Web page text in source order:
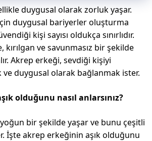
duygusal olarak zorluk yaşar.
duygusal bariyerler oluşturma
kişi sayısı oldukça sınırlıdır.
kırılgan ve savunmasız bir şekilde
Akrep erkeği, sevdiği kişiyi
duygusal olarak bağlanmak ister.
olduğunu nasıl anlarsınız?
bir şekilde yaşar ve bunu çeşitli
İşte akrep erkeğinin aşık olduğunu